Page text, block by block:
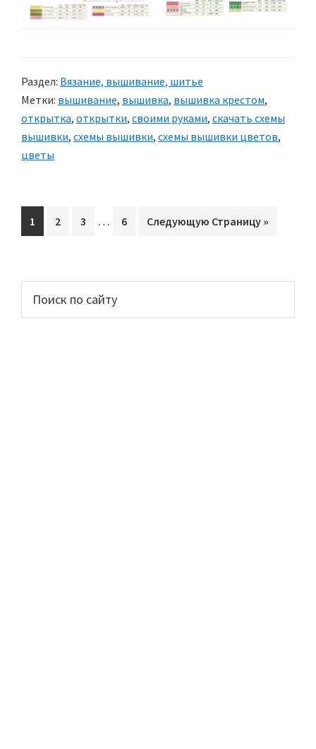
Раздел: Вязание, вышивание, шитье
Метки: вышивание, вышивка, вышивка крестом,
открытка, открытки, своими руками, скачать схемы
вышивки, схемы вышивки, схемы вышивки цветов,
цветы
Перейти
на
1
Перейти
2
Перейти
3
Interim
…
Перейти
6
Перейти
Следующую Страницу »
Основной
сайдбар